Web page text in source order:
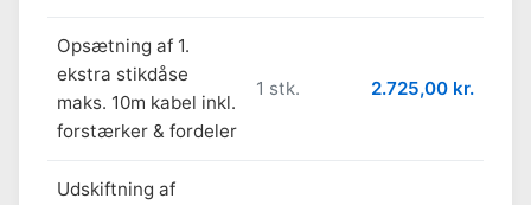
Opsætning af 1.
ekstra stikdåse
maks. 10m kabel inkl.
forstærker & fordeler
1 stk. 2.725,00 kr.
Udskiftning af